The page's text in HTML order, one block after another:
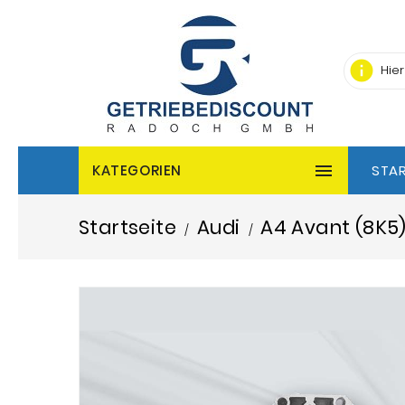
info
KATEGORIEN 
Startseite Audi A4 Avant